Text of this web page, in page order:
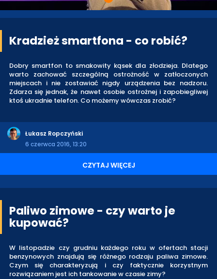
Kradzież smartfona - co robić?
Dobry smartfon to smakowity kąsek dla złodzieja. Dlatego
warto zachować szczególną ostrożność w zatłoczonych
miejscach i nie zostawiać nigdy urządzenia bez nadzoru.
Zdarza się jednak, że nawet osobie ostrożnej i zapobiegliwej
ktoś ukradnie telefon. Co możemy wówczas zrobić?
Łukasz Ropczyński
6 czerwca 2016, 13:20
CZYTAJ WIĘCEJ
Paliwo zimowe - czy warto je
kupować?
W listopadzie czy grudniu każdego roku w ofertach stacji
benzynowych znajdują się różnego rodzaju paliwa zimowe.
Czym się charakteryzują i czy faktycznie korzystnym
rozwiązaniem jest ich tankowanie w czasie zimy?